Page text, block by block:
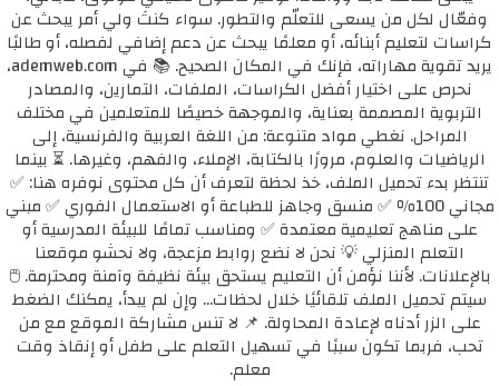
وفعّال لكل من يسعى للتعلّم والتطور. سواء كنتَ ولي أمر يبحث عن
كراسات لتعليم أبنائه، أو معلمًا يبحث عن دعم إضافي لفصله، أو طالبًا
يريد تقوية مهاراته، فإنك في المكان الصحيح. 📚 في ademweb.com،
نحرص على اختيار أفضل الكراسات، الملفات، التمارين، والمصادر
التربوية المصممة بعناية، والموجهة خصيصًا للمتعلمين في مختلف
المراحل. نغطي مواد متنوعة: من اللغة العربية والفرنسية، إلى
الرياضيات والعلوم، مرورًا بالكتابة، الإملاء، والفهم، وغيرها. ⏳ بينما
تنتظر بدء تحميل الملف، خذ لحظة لتعرف أن كل محتوى نوفره هنا: ✅
مجاني 100٪ ✅ منسق وجاهز للطباعة أو الاستعمال الفوري ✅ مبني
على مناهج تعليمية معتمدة ✅ ومناسب تمامًا للبيئة المدرسية أو
التعلم المنزلي 💡 نحن لا نضع روابط مزعجة، ولا نحشو موقعنا
بالإعلانات. لأننا نؤمن أن التعليم يستحق بيئة نظيفة وآمنة ومحترمة. 🖱️
سيتم تحميل الملف تلقائيًا خلال لحظات... وإن لم يبدأ، يمكنك الضغط
على الزر أدناه لإعادة المحاولة. 📌 لا تنس مشاركة الموقع مع من
تحب، فربما تكون سببًا في تسهيل التعلم على طفل أو إنقاذ وقت
معلم.